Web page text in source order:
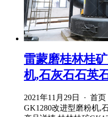
雷蒙磨桂林桂
机,石灰石石英
2021年11月29日 · 首
GK1280改进型磨粉机,